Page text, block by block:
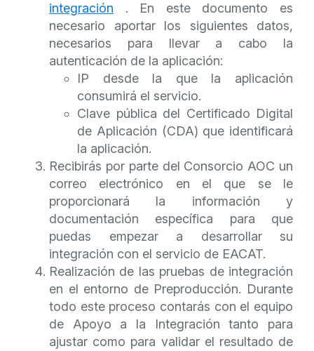
integración . En este documento es
necesario aportar los siguientes datos,
necesarios para llevar a cabo la
autenticación de la aplicación:
IP desde la que la aplicación
consumirá el servicio.
Clave pública del Certificado Digital
de Aplicación (CDA) que identificará
la aplicación.
Recibirás por parte del Consorcio AOC un
correo electrónico en el que se le
proporcionará la información y
documentación específica para que
puedas empezar a desarrollar su
integración con el servicio de EACAT.
Realización de las pruebas de integración
en el entorno de Preproducción. Durante
todo este proceso contarás con el equipo
de Apoyo a la Integración tanto para
ajustar como para validar el resultado de